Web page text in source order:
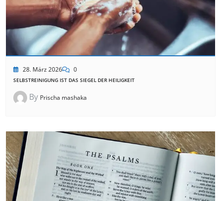
28. März 2026 0
SELBSTREINIGUNG IST DAS SIEGEL DER HEILIGKEIT
By Prischa mashaka